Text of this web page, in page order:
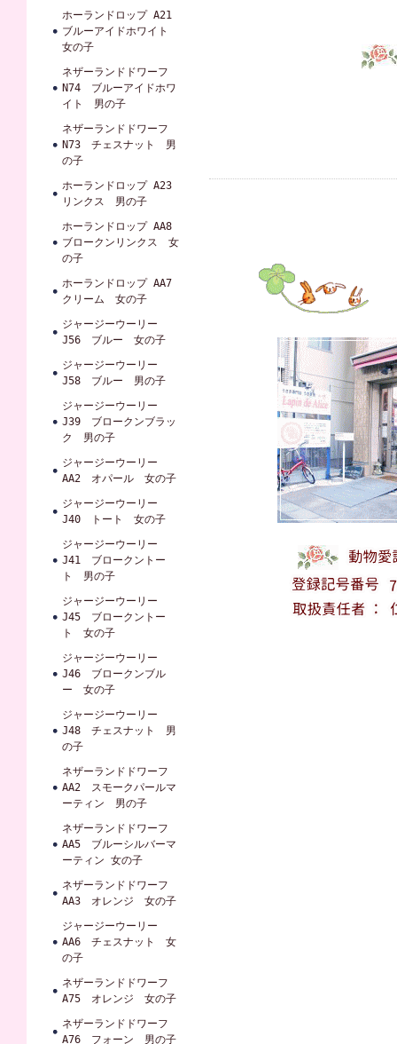
ホーランドロップ A21
ブルーアイドホワイト
女の子
ネザーランドドワーフ
N74 ブルーアイドホワ
イト 男の子
ネザーランドドワーフ
N73 チェスナット 男
の子
ホーランドロップ A23
リンクス 男の子
ホーランドロップ AA8
ブロークンリンクス 女
の子
ホーランドロップ AA7
クリーム 女の子
ジャージーウーリー
J56 ブルー 女の子
ジャージーウーリー
J58 ブルー 男の子
ジャージーウーリー
J39 ブロークンブラッ
ク 男の子
ジャージーウーリー
AA2 オパール 女の子
ジャージーウーリー
J40 トート 女の子
ジャージーウーリー
J41 ブロークントー
ト 男の子
ジャージーウーリー
J45 ブロークントー
ト 女の子
ジャージーウーリー
J46 ブロークンブル
ー 女の子
ジャージーウーリー
J48 チェスナット 男
の子
ネザーランドドワーフ
AA2 スモークパールマ
ーティン 男の子
ネザーランドドワーフ
AA5 ブルーシルバーマ
ーティン 女の子
ネザーランドドワーフ
AA3 オレンジ 女の子
ジャージーウーリー
AA6 チェスナット 女
の子
ネザーランドドワーフ
A75 オレンジ 女の子
ネザーランドドワーフ
A76 フォーン 男の子